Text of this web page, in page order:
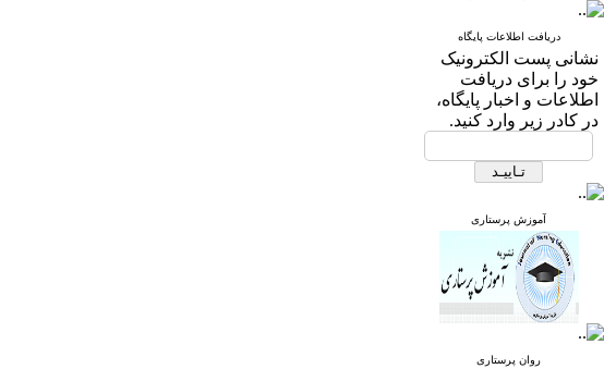
دریافت اطلاعات پایگاه
نشانی پست الکترونیک
خود را برای دریافت
اطلاعات و اخبار پایگاه،
در کادر زیر وارد کنید.
آموزش پرستاری
روان پرستاری